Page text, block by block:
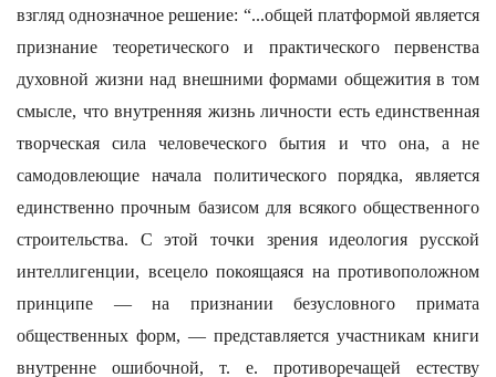
взгляд однозначное решение: “...общей платформой является
признание теоретического и практического первенства
духовной жизни над внешними формами общежития в том
смысле, что внутренняя жизнь личности есть единственная
творческая сила человеческого бытия и что она, а не
самодовлеющие начала политического порядка, является
единственно прочным базисом для всякого общественного
строительства. С этой точки зрения идеология русской
интеллигенции, всецело покоящаяся на противоположном
принципе — на признании безусловного примата
общественных форм, — представляется участникам книги
внутренне ошибочной, т. е. противоречащей естеству